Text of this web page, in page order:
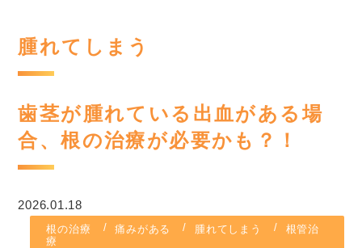
腫れてしまう
歯茎が腫れている出血がある場
合、根の治療が必要かも？！
2026.01.18
根の治療 痛みがある 腫れてしまう
根管治
療